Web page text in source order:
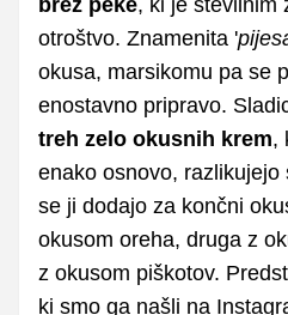
otroštvo. Znamenita '
okusa, marsikomu pa se
enostavno pripravo.
treh zelo okusnih krem,
enako osnovo, razlikujejo
se ji dodajo za končni
okusom oreha, druga z
z okusom piškotov.
ki smo ga našli na